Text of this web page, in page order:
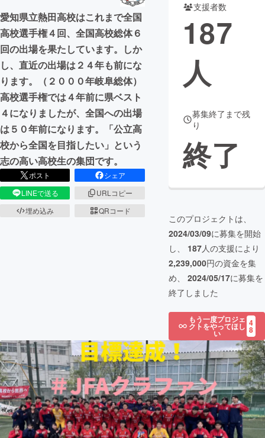
愛知県立熱田高校はこれまで全国
高校選手権４回、全国高校総体６
回の出場を果たしています。しか
し、直近の出場は２４年も前にな
ります。（２０００年岐阜総体）
高校選手権では４年前に県ベスト
４になりましたが、全国への出場
は５０年前になります。「公立高
校から全国を目指したい」という
志の高い高校生の集団です。
ポスト
シェア
LINEで送る
URLコピー
埋め込み
QRコード
支援者数
187
人
募集終了まで残
り
終了
このプロジェクトは、
2024/03/09に募集を開始
し、 187人の支援により
2,239,000円の資金を集
め、 2024/05/17に募集を
終了しました
もう一度プロジェ
クトをやってほし
い
4
8